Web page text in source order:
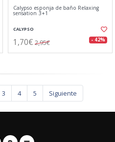
Calypso esponja de baño Relaxing
sensation 3+1
CALYPSO
1,70€ 2,95€ - 42%
3 4 5 Siguiente